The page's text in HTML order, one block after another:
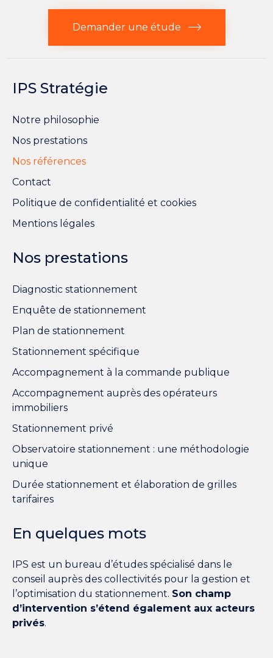
Demander une étude
IPS Stratégie
Notre philosophie
Nos prestations
Nos références
Contact
Politique de confidentialité et cookies
Mentions légales
Nos prestations
Diagnostic stationnement
Enquête de stationnement
Plan de stationnement
Stationnement spécifique
Accompagnement à la commande publique
Accompagnement auprès des opérateurs
immobiliers
Stationnement privé
Observatoire stationnement : une méthodologie
unique
Durée stationnement et élaboration de grilles
tarifaires
En quelques mots
IPS est un bureau d’études spécialisé dans le
conseil auprès des collectivités pour la gestion et
l’optimisation du stationnement. Son champ
d’intervention s’étend également aux acteurs
privés.